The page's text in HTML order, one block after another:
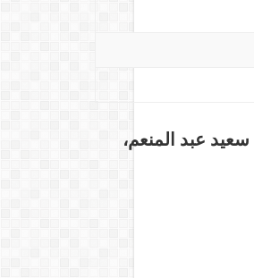
سعيد عبد المنعم،